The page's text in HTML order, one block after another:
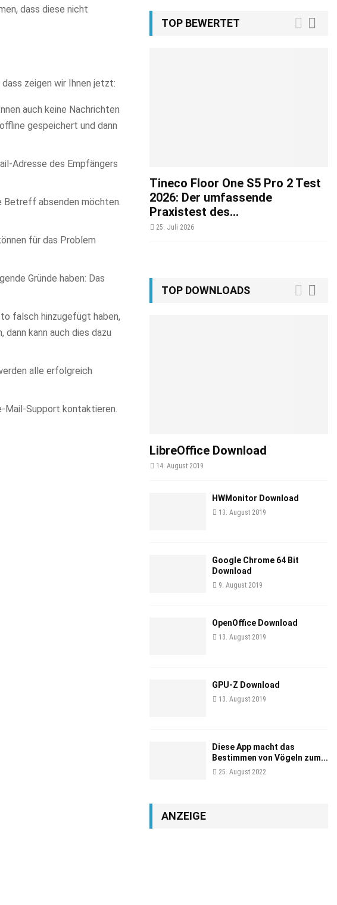
dass diese nicht
dass zeigen wir Ihnen jetzt:
auch keine Nachrichten
gespeichert und dann
Adresse des Empfängers
Betreff absenden möchten.
für das Problem
Gründe haben: Das
falsch hinzugefügt haben,
kann auch dies dazu
alle erfolgreich
Mail-Support kontaktieren.
TOP BEWERTET
Tineco Floor One S5 Pro 2 Test
2026: Der umfassende
Praxistest des...
25. Juli 2026
TOP DOWNLOADS
LibreOffice Download
14. August 2019
HWMonitor Download
13. August 2019
Google Chrome 64 Bit
Download
9. August 2019
OpenOffice Download
13. August 2019
GPU-Z Download
13. August 2019
Diese App macht das
Bestimmen von Vögeln zum...
25. August 2022
ANZEIGE